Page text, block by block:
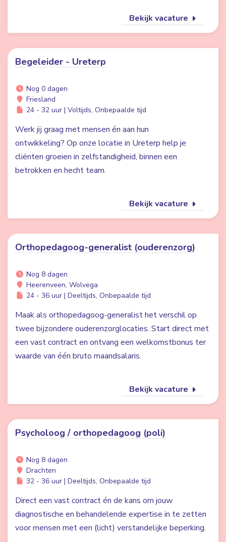
Bekijk vacature
Begeleider - Ureterp
Nog 0 dagen
Friesland
24 - 32 uur | Voltijds, Onbepaalde tijd
Werk jij graag met mensen én aan hun
ontwikkeling? Op onze locatie in Ureterp help je
cliënten groeien in zelfstandigheid, binnen een
betrokken en hecht team.
Bekijk vacature
Orthopedagoog-generalist (ouderenzorg)
Nog 8 dagen
Heerenveen, Wolvega
24 - 36 uur | Deeltijds, Onbepaalde tijd
Maak als orthopedagoog-generalist het verschil op
twee bijzondere ouderenzorglocaties. Start direct met
een vast contract en ontvang een welkomstbonus ter
waarde van één bruto maandsalaris.
Bekijk vacature
Psycholoog / orthopedagoog (poli)
Nog 8 dagen
Drachten
32 - 36 uur | Deeltijds, Onbepaalde tijd
Direct een vast contract én de kans om jouw
diagnostische en behandelende expertise in te zetten
voor mensen met een (licht) verstandelijke beperking.